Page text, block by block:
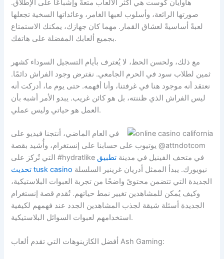
هاوايان كوست هي أكثر الألعاب متعةً وإشباعًا على الإطلاق.
صورتها الرائعة، وأسلوب لعبها الغامر، وعائداتها السخية تجعلها
لعبةً أساسيةً لعشاق القمار. مهما كان جهازك، يمكنك الاستمتاع
بجميع ألعابك المفضلة على هاتفك.
مع ذلك، ولحسن الحظ، لا يُعترف بأيام التسجيل السوداء كشهر
ثمين لطلاب سود في الحرم الجامعي. نفترض وجود الفراش دائمًا.
نعتقد أنه موجود هنا في غرفتنا، وأنا أفهمه. حتى يوم ما، أدركت أنه
ليس الفراش الذي ظننته، بل هو كائن غريب. يبدو الأمر أشبه بأن
العمل هو حياتي وليس عملي.
في العام الماضي، أنتجنا فيديو على
يوتيوب على حسابنا على إنستغرام، وأُشيد بقصة @attndotcom
التي تُركز على #hydratlike في متحف الفينيل في مدينة تطبيق
تحديث tusk casino
الجديدة التي تتضمن محتوىً واضحًا من تجربة العبوات البلاستيكية،
وكيف يُمكن للمشاهدين تغيير نمط حياتهم. تُقدم قصة إنستغرام
الجديدة أسئلة شيقة لجذب المشاهدين الجدد عند فهمهم لكيفية
استخدامهم لعبوات السوائل البلاستيكية.
أفضل الكازينوهات التي تقدم ألعاب Ash Gaming: